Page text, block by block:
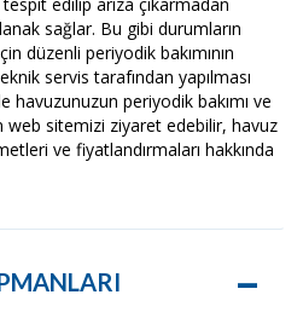
sağlar. Bu gibi durumların
düzenli periyodik bakımının
servis tarafından yapılması
havuzunuzun periyodik bakımı ve
web sitemizi ziyaret edebilir, havuz
ve fiyatlandırmaları hakkında
–